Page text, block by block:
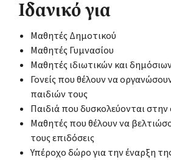
Ιδανικό για
Μαθητές Δημοτικού
Μαθητές Γυμνασίου
Μαθητές ιδιωτικών και
Γονείς που θέλουν να
παιδιών τους
Παιδιά που δυσκολεύονται
Μαθητές που θέλουν να
τους επιδόσεις
Υπέροχο δώρο για την έναρξη